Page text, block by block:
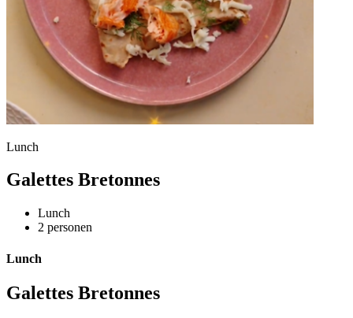
Lunch
Galettes Bretonnes
Lunch
2 personen
Lunch
Galettes Bretonnes